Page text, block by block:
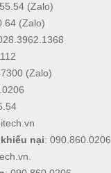
(Zalo)
(Zalo)
(Zalo)
nại: 090.860.0206